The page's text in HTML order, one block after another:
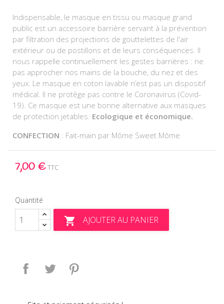
Indispensable, le masque en tissu ou masque grand
public est un accessoire barrière servant à la prévention
par filtration des projections de gouttelettes de l'air
extérieur ou de postillons et de leurs conséquences. Il
nous rappelle continuellement les gestes barrières : ne
pas approcher nos mains de la bouche, du nez et des
yeux. Le masque en coton lavable n’est pas un dispositif
médical. Il ne protège pas contre le Coronavirus (Covid-
19). Ce masque est une bonne alternative aux masques
de protection jetables. Ecologique et économique.
CONFECTION : Fait-main par Môme Sweet Môme
7,00 €TTC
Quantité
 AJOUTER AU PANIER
Partager Tweet